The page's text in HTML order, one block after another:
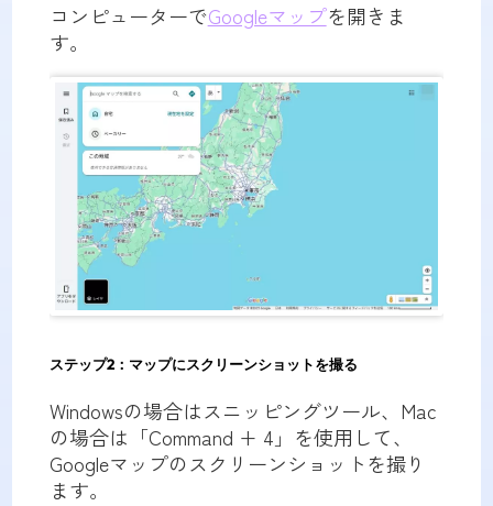
コンピューターでGoogleマップを開きま
す。
ステップ2：マップにスクリーンショットを撮る
Windowsの場合はスニッピングツール、Mac
の場合は「Command + 4」を使用して、
Googleマップのスクリーンショットを撮り
ます。